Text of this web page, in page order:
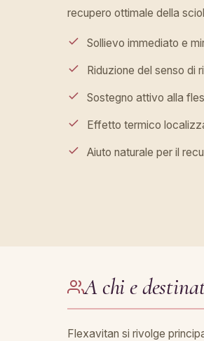
recupero ottimale della
Sollievo immediato e
Riduzione del senso di
Sostegno attivo alla
Effetto termico
Aiuto naturale per il
A chi e
Flexavitan si rivolge